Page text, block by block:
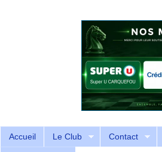
Accueil Le Club Contact